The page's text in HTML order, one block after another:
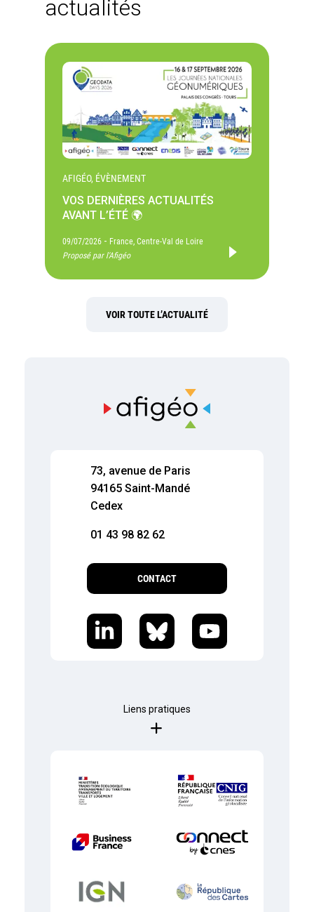
actualités
AFIGÉO, ÉVÈNEMENT
VOS DERNIÈRES ACTUALITÉS
AVANT L’ÉTÉ 🌍
09/07/2026 - France, Centre-Val de Loire
Proposé par l'Afigéo
VOIR TOUTE L’ACTUALITÉ
73, avenue de Paris
94165 Saint-Mandé
Cedex
01 43 98 82 62
CONTACT
Liens pratiques